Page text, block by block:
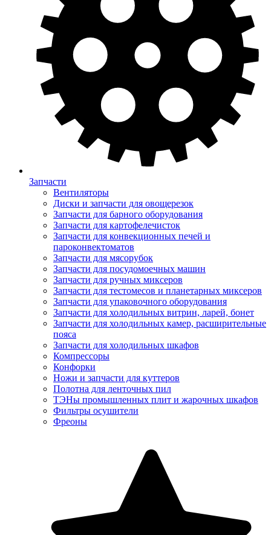
Запчасти
Вентиляторы
Диски и запчасти для овощерезок
Запчасти для барного оборудования
Запчасти для картофелечисток
Запчасти для конвекционных печей и
пароконвектоматов
Запчасти для мясорубок
Запчасти для посудомоечных машин
Запчасти для ручных миксеров
Запчасти для тестомесов и планетарных миксеров
Запчасти для упаковочного оборудования
Запчасти для холодильных витрин, ларей, бонет
Запчасти для холодильных камер, расширительные
пояса
Запчасти для холодильных шкафов
Компрессоры
Конфорки
Ножи и запчасти для куттеров
Полотна для ленточных пил
ТЭНы промышленных плит и жарочных шкафов
Фильтры осушители
Фреоны